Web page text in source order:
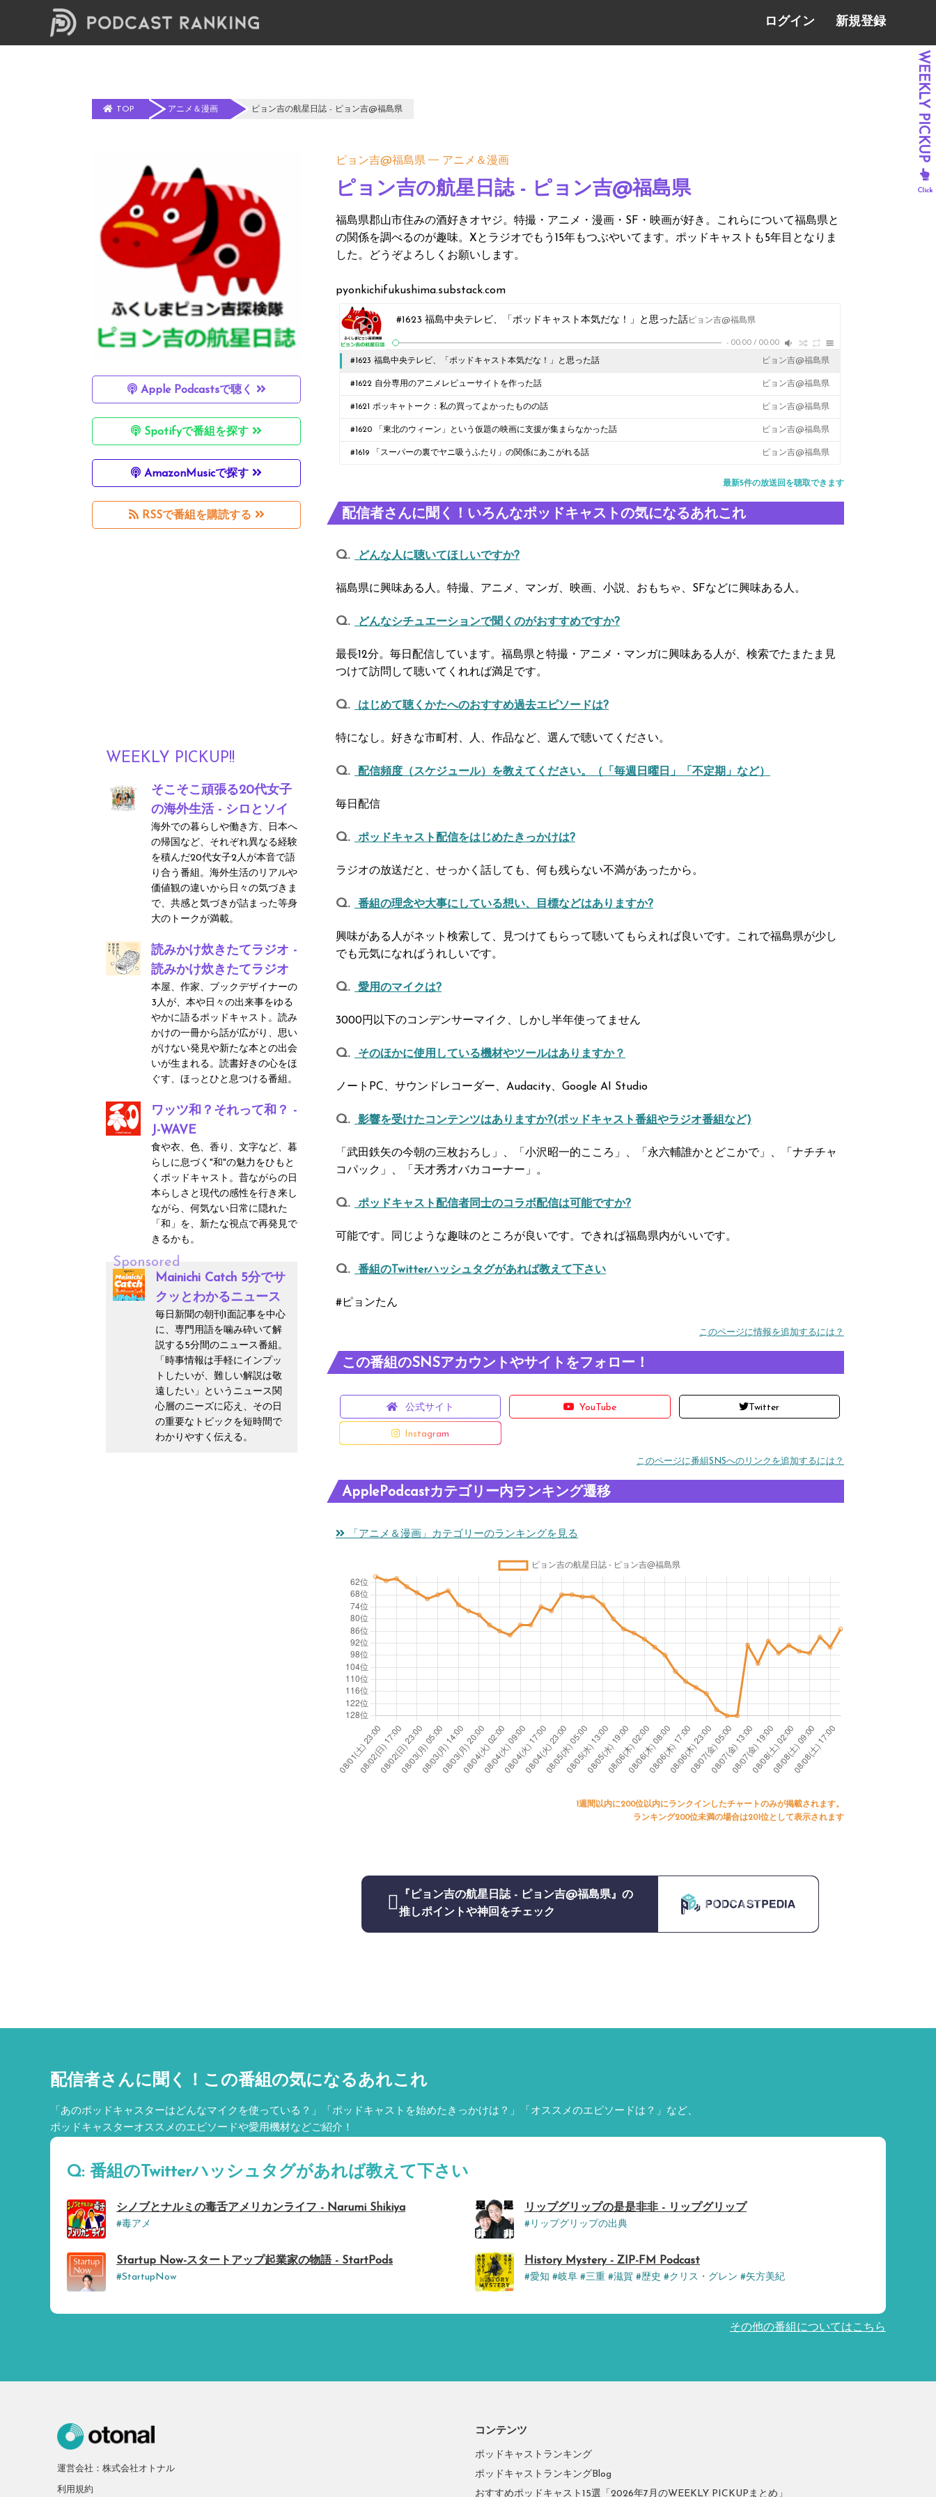
ログイン 新規登録
TOP アニメ＆漫画 ピョン吉の航星日誌 - ピョン吉@福島県
Apple Podcastsで聴く
Spotifyで番組を探す
AmazonMusicで探す
RSSで番組を購読する
WEEKLY PICKUP!!
そこそこ頑張る20代女子
の海外生活 - シロとソイ
海外での暮らしや働き方、日本へ
の帰国など、それぞれ異なる経験
を積んだ20代女子2人が本音で語
り合う番組。海外生活のリアルや
価値観の違いから日々の気づきま
で、共感と気づきが詰まった等身
大のトークが満載。
読みかけ炊きたてラジオ -
読みかけ炊きたてラジオ
本屋、作家、ブックデザイナーの
3人が、本や日々の出来事をゆる
やかに語るポッドキャスト。読み
かけの一冊から話が広がり、思い
がけない発見や新たな本との出会
いが生まれる。読書好きの心をほ
ぐす、ほっとひと息つける番組。
ワッツ和？それって和？ -
J-WAVE
食や衣、色、香り、文字など、暮
らしに息づく"和"の魅力をひもと
くポッドキャスト。昔ながらの日
本らしさと現代の感性を行き来し
ながら、何気ない日常に隠れた
「和」を、新たな視点で再発見で
きるかも。
Sponsored
Mainichi Catch 5分でサ
クッとわかるニュース
毎日新聞の朝刊1面記事を中心
に、専門用語を噛み砕いて解
説する5分間のニュース番組。
「時事情報は手軽にインプッ
トしたいが、難しい解説は敬
遠したい」というニュース関
心層のニーズに応え、その日
の重要なトピックを短時間で
わかりやすく伝える。
ピョン吉@福島県 アニメ＆漫画
ピョン吉の航星日誌 - ピョン吉@福島県
福島県郡山市住みの酒好きオヤジ。特撮・アニメ・漫画・SF・映画が好き。これらについて福島県と
の関係を調べるのが趣味。Xとラジオでもう15年もつぶやいてます。ポッドキャストも5年目となりま
した。どうぞよろしくお願いします。
pyonkichifukushima.substack.com
#1623 福島中央テレビ、「ポッドキャスト本気だな！」と思った話 ピョン吉@福島県
- 00:00 / 00:00
#1623 福島中央テレビ、「ポッドキャスト本気だな！」と思った話 ピョン吉@福島県
#1622 自分専用のアニメレビューサイトを作った話 ピョン吉@福島県
#1621 ポッキャトーク：私の買ってよかったものの話 ピョン吉@福島県
#1620 「東北のウィーン」という仮題の映画に支援が集まらなかった話 ピョン吉@福島県
#1619 「スーパーの裏でヤニ吸うふたり」の関係にあこがれる話 ピョン吉@福島県
最新5件の放送回を聴取できます
配信者さんに聞く！いろんなポッドキャストの気になるあれこれ
どんな人に聴いてほしいですか?
福島県に興味ある人。特撮、アニメ、マンガ、映画、小説、おもちゃ、SFなどに興味ある人。
どんなシチュエーションで聞くのがおすすめですか?
最長12分。毎日配信しています。福島県と特撮・アニメ・マンガに興味ある人が、検索でたまたま見
つけて訪問して聴いてくれれば満足です。
はじめて聴くかたへのおすすめ過去エピソードは?
特になし。好きな市町村、人、作品など、選んで聴いてください。
配信頻度（スケジュール）を教えてください。（「毎週日曜日」「不定期」など）
毎日配信
ポッドキャスト配信をはじめたきっかけは?
ラジオの放送だと、せっかく話しても、何も残らない不満があったから。
番組の理念や大事にしている想い、目標などはありますか?
興味がある人がネット検索して、見つけてもらって聴いてもらえれば良いです。これで福島県が少し
でも元気になればうれしいです。
愛用のマイクは?
3000円以下のコンデンサーマイク、しかし半年使ってません
そのほかに使用している機材やツールはありますか？
ノートPC、サウンドレコーダー、Audacity、Google AI Studio
影響を受けたコンテンツはありますか?(ポッドキャスト番組やラジオ番組など)
「武田鉄矢の今朝の三枚おろし」、「小沢昭一的こころ」、「永六輔誰かとどこかで」、「ナチチャ
コパック」、「天才秀才バカコーナー」。
ポッドキャスト配信者同士のコラボ配信は可能ですか?
可能です。同じような趣味のところが良いです。できれば福島県内がいいです。
番組のTwitterハッシュタグがあれば教えて下さい
#ピョンたん
このページに情報を追加するには？
この番組のSNSアカウントやサイトをフォロー！
公式サイト YouTube Twitter
Instagram
このページに番組SNSへのリンクを追加するには？
ApplePodcastカテゴリー内ランキング遷移
「アニメ＆漫画」カテゴリーのランキングを見る
1週間以内に200位以内にランクインしたチャートのみが掲載されます。
ランキング200位未満の場合は201位として表示されます
『ピョン吉の航星日誌 - ピョン吉@福島県』の
推しポイントや神回をチェック
配信者さんに聞く！ この番組の気になるあれこれ
「あのポッドキャスターはどんなマイクを使っている？」「ポッドキャストを始めたきっかけは？」「オススメのエピソードは？」など、
ポッドキャスターオススメのエピソードや愛用機材などご紹介！
Q: 番組のTwitterハッシュタグがあれば教えて下さい
シノブとナルミの毒舌アメリカンライフ - Narumi Shikiya
#毒アメ
リップグリップの是是非非 - リップグリップ
#リップグリップの出典
Startup Now-スタートアップ起業家の物語 - StartPods
#StartupNow
History Mystery - ZIP-FM Podcast
#愛知 #岐阜 #三重 #滋賀 #歴史 #クリス・グレン #矢方美紀
その他の番組についてはこちら
運営会社：株式会社オトナル
利用規約
コンテンツ
ポッドキャストランキング
ポッドキャストランキングBlog
おすすめポッドキャスト15選「2026年7月のWEEKLY PICKUPまとめ」